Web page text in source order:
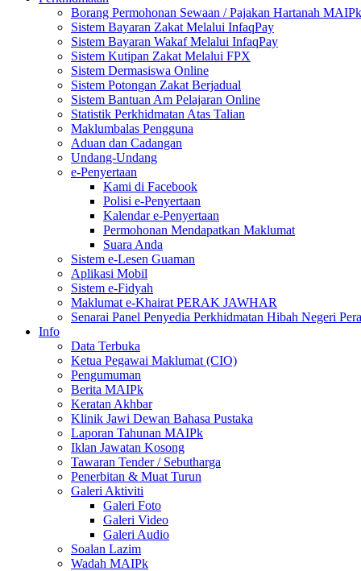
Borang Permohonan Sewaan / Pajakan Hartanah MAIPk
Sistem Bayaran Zakat Melalui InfaqPay
Sistem Bayaran Wakaf Melalui InfaqPay
Sistem Kutipan Zakat Melalui FPX
Sistem Dermasiswa Online
Sistem Potongan Zakat Berjadual
Sistem Bantuan Am Pelajaran Online
Statistik Perkhidmatan Atas Talian
Maklumbalas Pengguna
Aduan dan Cadangan
Undang-Undang
e-Penyertaan
Kami di Facebook
Polisi e-Penyertaan
Kalendar e-Penyertaan
Permohonan Mendapatkan Maklumat
Suara Anda
Sistem e-Lesen Guaman
Aplikasi Mobil
Sistem e-Fidyah
Maklumat e-Khairat PERAK JAWHAR
Senarai Panel Penyedia Perkhidmatan Hibah Negeri
Info
Data Terbuka
Ketua Pegawai Maklumat (CIO)
Pengumuman
Berita MAIPk
Keratan Akhbar
Klinik Jawi Dewan Bahasa Pustaka
Laporan Tahunan MAIPk
Iklan Jawatan Kosong
Tawaran Tender / Sebutharga
Penerbitan & Muat Turun
Galeri Aktiviti
Galeri Foto
Galeri Video
Galeri Audio
Soalan Lazim
Wadah MAIPk